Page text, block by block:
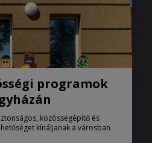
programok
közösségépítő és
kínáljanak a városban